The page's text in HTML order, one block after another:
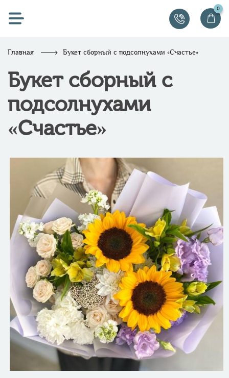
0
Главная Букет сборный с подсолнухами «Счастье»
Букет сборный с
подсолнухами
«Счастье»